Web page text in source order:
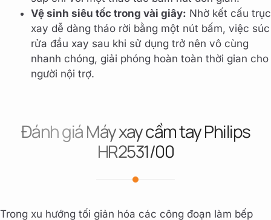
Vệ sinh siêu tốc trong vài giây: Nhờ kết cấu trục
xay dễ dàng tháo rời bằng một nút bấm, việc súc
rửa đầu xay sau khi sử dụng trở nên vô cùng
nhanh chóng, giải phóng hoàn toàn thời gian cho
người nội trợ.
Đánh giá Máy xay cầm tay Philips
HR2531/00
Trong xu hướng tối giản hóa các công đoạn làm bếp